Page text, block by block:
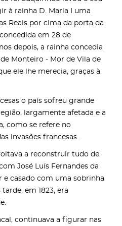
à rainha D. Maria I uma
Reais por cima da porta da
em 28 de
depois, a rainha concedia
Monteiro - Mor de Vila de
ele lhe merecia, graças à
o país sofreu grande
largamente afetada e a
como se refere no
invasões francesas.
a reconstruir tudo de
José Luís Fernandes da
e casado com uma sobrinha
em 1823, era
continuava a figurar nas